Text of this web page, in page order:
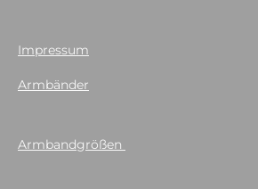
Impressum
Armbänder
Armbandgrößen